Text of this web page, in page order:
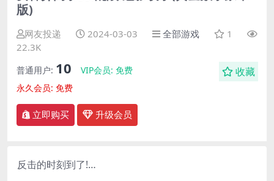
版)
网友投递 2024-03-03 全部游戏
1
22.3K
普通用户: 10 VIP会员: 免费
永久会员: 免费
收藏
立即购买 升级会员
反击的时刻到了!…